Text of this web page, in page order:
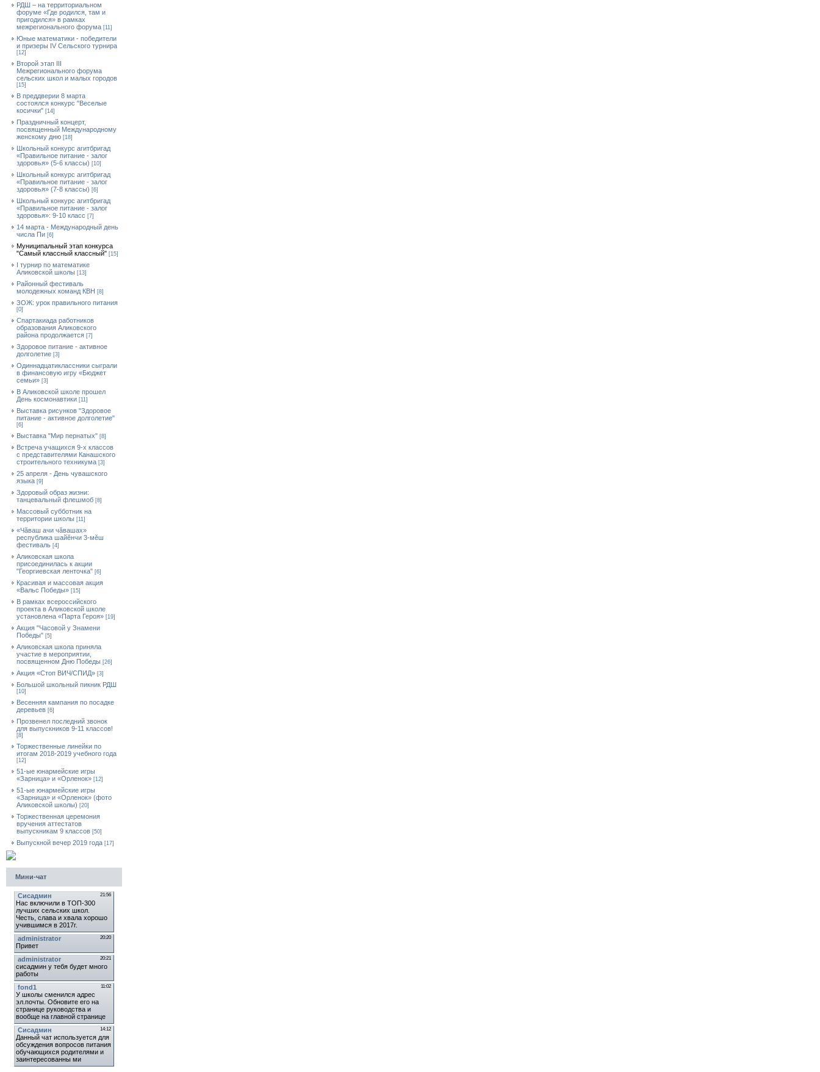
РДШ – на территориальном
форуме «Где родился, там и
пригодился» в рамках
межрегионального форума [11]
Юные математики - победители
и призеры IV Сельского турнира
[12]
Второй этап III
Межрегионального форума
сельских школ и малых городов
[15]
В преддверии 8 марта
состоялся конкурс "Веселые
косички" [14]
Праздничный концерт,
посвященный Международному
женскому дню [18]
Школьный конкурс агитбригад
«Правильное питание - залог
здоровья» (5-6 классы) [10]
Школьный конкурс агитбригад
«Правильное питание - залог
здоровья» (7-8 классы) [6]
Школьный конкурс агитбригад
«Правильное питание - залог
здоровья»: 9-10 класс [7]
14 марта - Международный день
числа Пи [6]
Муниципальный этап конкурса
"Самый классный классный" [15]
I турнир по математике
Аликовской школы [13]
Районный фестиваль
молодежных команд КВН [8]
ЗОЖ: урок правильного питания
[0]
Спартакиада работников
образования Аликовского
района продолжается [7]
Здоровое питание - активное
долголетие [3]
Одиннадцатиклассники сыграли
в финансовую игру «Бюджет
семьи» [3]
В Аликовской школе прошел
День космонавтики [11]
Выставка рисунков "Здоровое
питание - активное долголетие"
[6]
Выставка "Мир пернатых" [8]
Встреча учащихся 9-х классов
с представителями Канашского
строительного техникума [3]
25 апреля - День чувашского
языка [9]
Здоровый образ жизни:
танцевальный флешмоб [8]
Массовый субботник на
территории школы [11]
«Чăваш ачи чăвашах»
республика шайĕнчи 3-мĕш
фестиваль [4]
Аликовская школа
присоединилась к акции
"Георгиевская ленточка" [6]
Красивая и массовая акция
«Вальс Победы» [15]
В рамках всероссийского
проекта в Аликовской школе
установлена «Парта Героя» [19]
Акция "Часовой у Знамени
Победы" [5]
Аликовская школа приняла
участие в мероприятии,
посвященном Дню Победы [26]
Акция «Стоп ВИЧ/СПИД» [3]
Большой школьный пикник РДШ
[10]
Весенняя кампания по посадке
деревьев [6]
Прозвенел последний звонок
для выпускников 9-11 классов!
[8]
Торжественные линейки по
итогам 2018-2019 учебного года
[12]
51-ые юнармейские игры
«Зарница» и «Орленок» [12]
51-ые юнармейские игры
«Зарница» и «Орленок» (фото
Аликовской школы) [20]
Торжественная церемония
вручения аттестатов
выпускникам 9 классов [50]
Выпускной вечер 2019 года [17]
Мини-чат